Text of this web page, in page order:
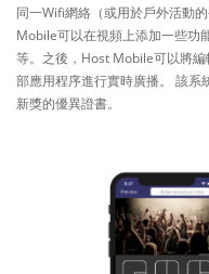
同一Wifi網絡（或用於戶外活動
Mobile可以在視頻上添加一些功
等。之後，Host Mobile可以將
部應用程序進行實時廣播。 該
新獎的優異證書。